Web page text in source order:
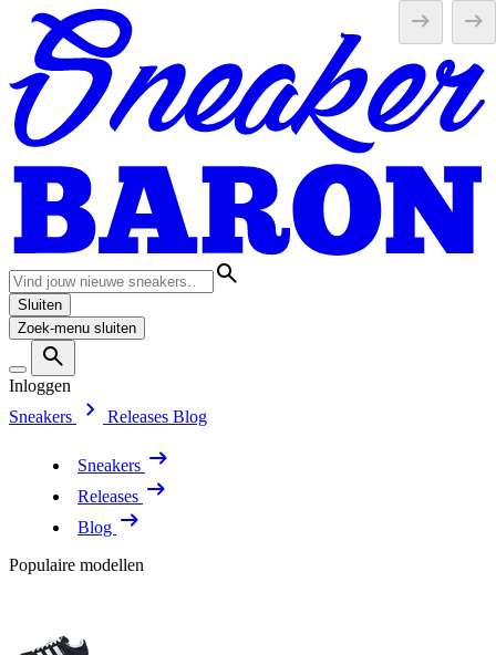
Sluiten
Zoek-menu sluiten
Inloggen
Sneakers
Releases Blog
Sneakers
Releases
Blog
Populaire modellen